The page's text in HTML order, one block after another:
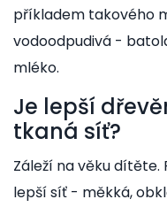
příkladem takového
vodoodpudivá -
mléko.
Je lepší
tkaná síť?
Záleží na věku
lepší síť - měkká,